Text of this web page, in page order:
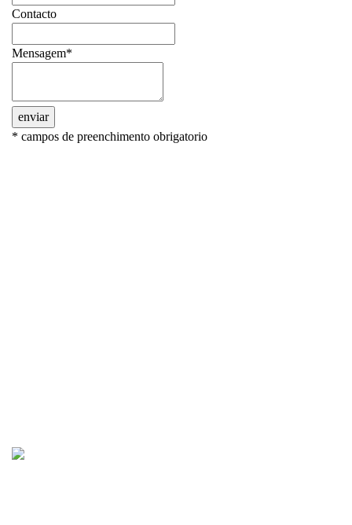
Contacto
Mensagem*
enviar
* campos de preenchimento obrigatorio